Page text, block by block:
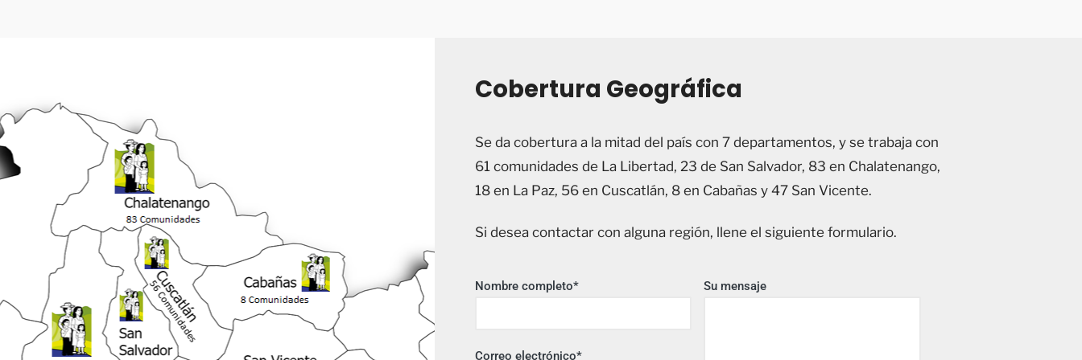
Cobertura Geográfica
Se da cobertura a la mitad del país con 7 departamentos, y se trabaja con
61 comunidades de La Libertad, 23 de San Salvador, 83 en Chalatenango,
18 en La Paz, 56 en Cuscatlán, 8 en Cabañas y 47 San Vicente.
Si desea contactar con alguna región, llene el siguiente formulario.
Nombre completo*
Correo electrónico*
Su mensaje